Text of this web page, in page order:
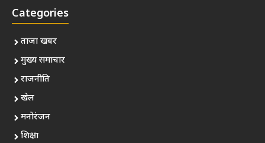
Categories
ताजा खबर
मुख्य समाचार
राजनीति
खेल
मनोरंजन
शिक्षा